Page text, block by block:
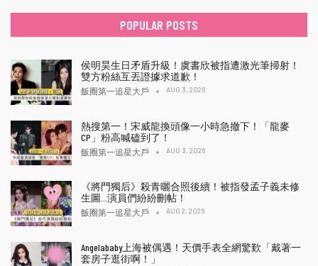
POPULAR POSTS
侯明昊生日矛盾升級！虞書欣被指遭激光筆掃射！
雙方粉絲互丟證據求道歉！
飯圈第一追星大戶 AUG 3, 2026
熱搜第一！宋威龍換頭像一小時急撤下！「龍麥
CP」粉高喊磕到了！
飯圈第一追星大戶 AUG 3, 2026
《將門獨后》殺青曬合照後續！被指發孟子義未修
生圖…演員們紛紛刪帖！
飯圈第一追星大戶 AUG 2, 2026
Angelababy上海被偶遇！天價手表全網驚歎「戴著一
套房子逛街啊！」